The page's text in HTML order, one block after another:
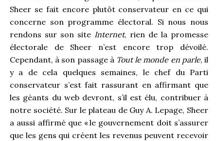
Sheer se fait encore plutôt conservateur en ce qui
concerne son programme électoral. Si nous nous
rendons sur son site Internet, rien de la promesse
électorale de Sheer n’est encore trop dévoilé.
Cependant, à son passage à Tout le monde en parle, il
y a de cela quelques semaines, le chef du Parti
conservateur s’est fait rassurant en affirmant que
les géants du web devront, s’il est élu, contribuer à
notre société. Sur le plateau de Guy A. Lepage, Sheer
a aussi affirmé que « le gouvernement doit s’assurer
que les gens qui créent les revenus peuvent recevoir